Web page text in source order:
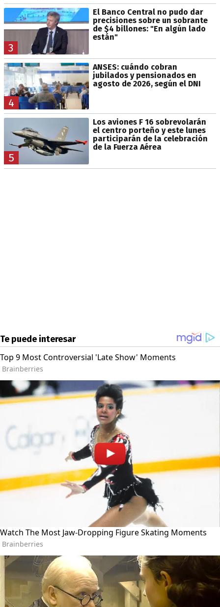
3
El Banco Central no pudo dar
precisiones sobre un sobrante
de $4 billones: "En algún lado
están"
4
ANSES: cuándo cobran
jubilados y pensionados en
agosto de 2026, según el DNI
5
Los aviones F 16 sobrevolarán
el centro porteño y este lunes
participarán de la celebración
de la Fuerza Aérea